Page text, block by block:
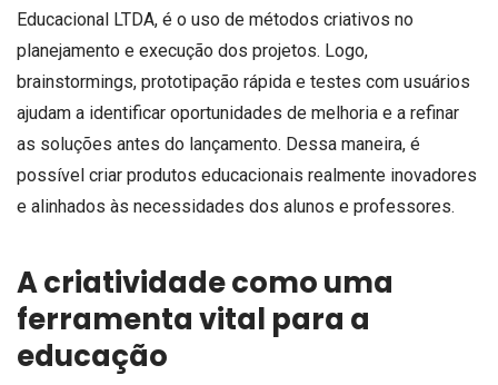
Educacional LTDA, é o uso de métodos criativos no
planejamento e execução dos projetos. Logo,
brainstormings, prototipação rápida e testes com usuários
ajudam a identificar oportunidades de melhoria e a refinar
as soluções antes do lançamento. Dessa maneira, é
possível criar produtos educacionais realmente inovadores
e alinhados às necessidades dos alunos e professores.
A criatividade como uma
ferramenta vital para a
educação